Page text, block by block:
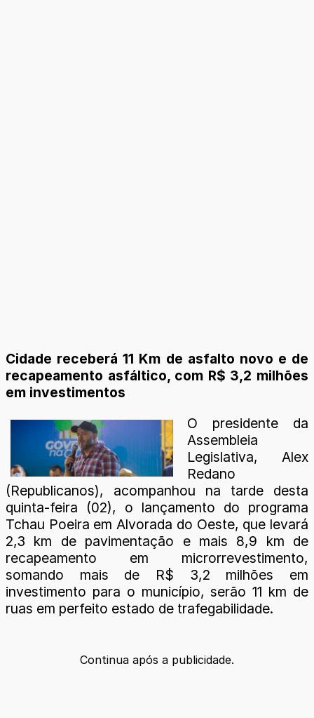
Cidade receberá 11 Km de asfalto novo e de
recapeamento asfáltico, com R$ 3,2 milhões
em investimentos
O presidente da
Assembleia
Legislativa, Alex
Redano
(Republicanos), acompanhou na tarde desta
quinta-feira (02), o lançamento do programa
Tchau Poeira em Alvorada do Oeste, que levará
2,3 km de pavimentação e mais 8,9 km de
recapeamento em microrrevestimento,
somando mais de R$ 3,2 milhões em
investimento para o município, serão 11 km de
ruas em perfeito estado de trafegabilidade.
Continua após a publicidade.